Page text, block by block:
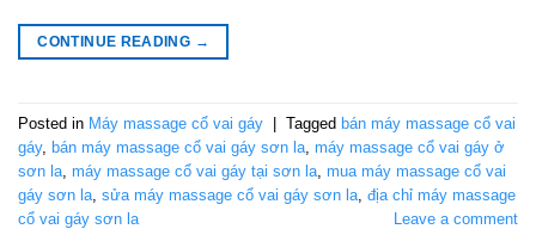
CONTINUE READING →
Posted in Máy massage cổ vai gáy | Tagged bán máy massage cổ vai
gáy, bán máy massage cổ vai gáy sơn la máy massage cổ vai gáy ở
sơn la máy massage cổ vai gáy tại sơn la mua máy massage cổ vai
gáy sơn la sửa máy massage cổ vai gáy sơn la địa chỉ máy massage
cổ vai gáy sơn la
Leave a comment